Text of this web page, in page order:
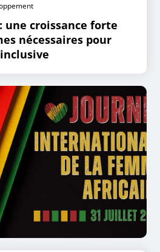
une croissance forte
nécessaires pour